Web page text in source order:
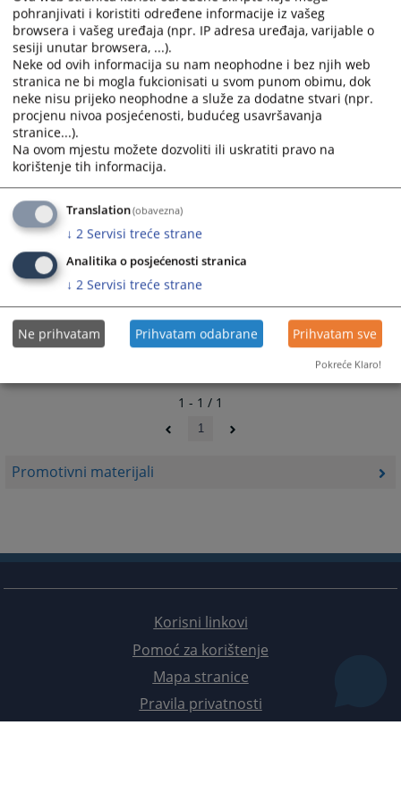
Promotivni materijali
calendar
and
select
a
date.
Press
the
question
mark
key
to
get
the
keyboard
shortcuts
for
changing
dates.
calendar
and
select
a
date.
Press
question
mark
key
to
get
keyboard
shortcuts
for
changing
dates.
1 - 1 / 1
1
Korisni linkovi
Pomoć za korištenje
Mapa stranice
Pravila privatnosti
pohranjivati i koristiti određene informacije iz vašeg
browsera i vašeg uređaja (npr. IP adresa uređaja, varijable o
sesiji unutar browsera, ...).
Neke od ovih informacija su nam neophodne i bez njih web
stranica ne bi mogla fukcionisati u svom punom obimu, dok
neke nisu prijeko neophodne a služe za dodatne stvari (npr.
procjenu nivoa posjećenosti, budućeg usavršavanja
stranice...).
Na ovom mjestu možete dozvoliti ili uskratiti pravo na
korištenje tih informacija.
Translation(obavezna)
↓ 2 Servisi treće strane
Analitika o posjećenosti stranica
↓ 2 Servisi treće strane
Ne prihvatam Prihvatam odabrane Prihvatam sve
Pokreće Klaro!